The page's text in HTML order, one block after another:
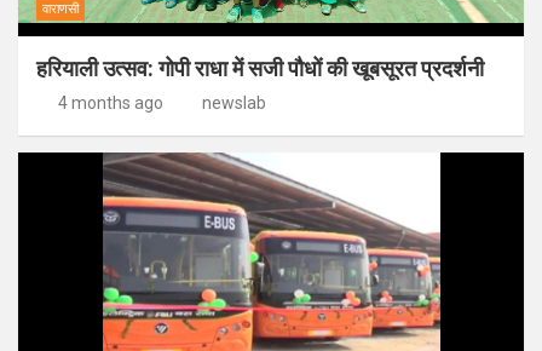
वाराणसी
हरियाली उत्सव: गोपी राधा में सजी पौधों की खूबसूरत प्रदर्शनी
4 months ago newslab